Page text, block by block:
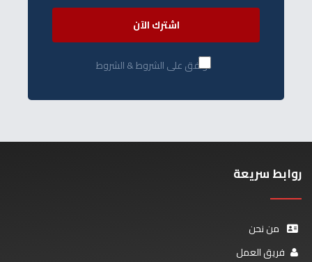
اشترك الآن
أوافق على الشروط & الشروط
روابط سريعة
من نحن
فريق العمل